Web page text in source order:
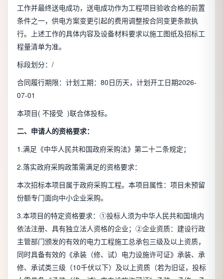
工作并最终送电成功，送电成功作为工程项目验收合格的前置
条件之一，供电方案变更引起的费用调整按合同变更条款执
行。上述工作的具体内容及设备材料要求以施工图纸及招标工
程量清单为准。
标段划分：/
合同履行期限：计划工期：80日历天，计划开工日期2026-
07-01
本项目( 不接受 )联合体投标。
二、申请人的资格要求：
1.满足《中华人民共和国政府采购法》第二十二条规定；
2.落实政府采购政策需满足的资格要求：
本次招标本项目属于政府采购工程。本项目属性：项目未预留
份额专门面向中小企业采购。
3.本项目的特定资格要求：①投标人须为中华人民共和国境内
依法注册、具有独立法人资格的企业；②企业资质：建设行政
主管部门颁发的有效的电力工程施工总承包三级及以上资质，
同时具备有效的《承装（修、试）电力设施许可证》承装、承
修、承试类三级（10千伏以下）及以上资质（若为旧证，投标